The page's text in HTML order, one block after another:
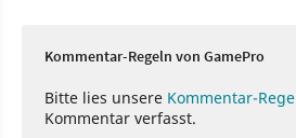
Kommentar-Regeln von GamePro
Bitte lies unsere Kommentar-
Kommentar verfasst.